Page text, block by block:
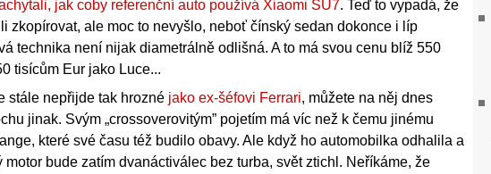
jak coby referenční auto používá Xiaomi SU7. Teď to vypadá, že
zkopírovat, ale moc to nevyšlo, neboť čínský sedan dokonce i líp
technika není nijak diametrálně odlišná. A to má svou cenu blíž 550
tisícům Eur jako Luce...
stále nepřijde tak hrozné jako ex-šéfovi Ferrari, můžete na něj dnes
jinak. Svým „crossoverovitým” pojetím má víc než k čemu jinému
které své času též budilo obavy. Ale když ho automobilka odhalila a
motor bude zatím dvanáctiválec bez turba, svět ztichl. Neříkáme, že